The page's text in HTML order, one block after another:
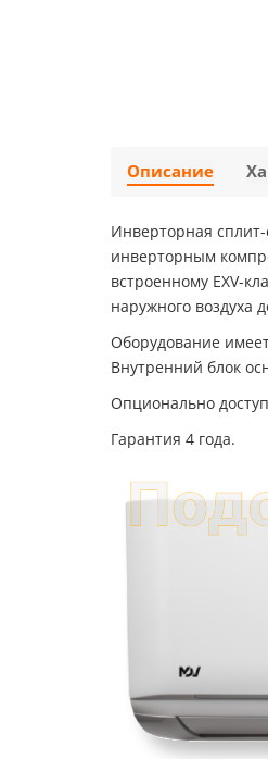
Описание
Инверторная
инверторным
встроенному EXV-
наружного воздуха
Оборудование
Внутренний блок
Опционально
Гарантия 4 года.